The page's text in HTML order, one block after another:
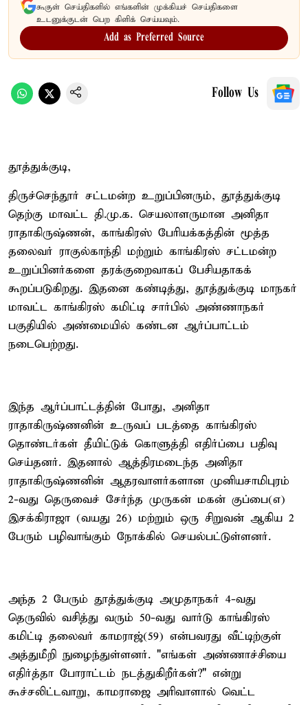
கூகுள் செய்திகளில் எங்களின் முக்கியச் செய்திகளை
உடனுக்குடன் பெற கிளிக் செய்யவும்.
Add as Preferred Source
Follow Us
தூத்துக்குடி,
திருச்செந்தூர் சட்டமன்ற உறுப்பினரும், தூத்துக்குடி
தெற்கு மாவட்ட தி.மு.க. செயலாளருமான அனிதா
ராதாகிருஷ்ணன், காங்கிரஸ் பேரியக்கத்தின் மூத்த
தலைவர் ராகுல்காந்தி மற்றும் காங்கிரஸ் சட்டமன்ற
உறுப்பினர்களை தரக்குறைவாகப் பேசியதாகக்
கூறப்படுகிறது. இதனை கண்டித்து, தூத்துக்குடி மாநகர்
மாவட்ட காங்கிரஸ் கமிட்டி சார்பில் அண்ணாநகர்
பகுதியில் அண்மையில் கண்டன ஆர்ப்பாட்டம்
நடைபெற்றது.
இந்த ஆர்ப்பாட்டத்தின் போது, அனிதா
ராதாகிருஷ்ணனின் உருவப் படத்தை காங்கிரஸ்
தொண்டர்கள் தீயிட்டுக் கொளுத்தி எதிர்ப்பை பதிவு
செய்தனர். இதனால் ஆத்திரமடைந்த அனிதா
ராதாகிருஷ்ணனின் ஆதரவாளர்களான முனியசாமிபுரம்
2-வது தெருவைச் சேர்ந்த முருகன் மகன் குப்பை(எ)
இசக்கிராஜா (வயது 26) மற்றும் ஒரு சிறுவன் ஆகிய 2
பேரும் பழிவாங்கும் நோக்கில் செயல்பட்டுள்ளனர்.
அந்த 2 பேரும் தூத்துக்குடி அமுதாநகர் 4-வது
தெருவில் வசித்து வரும் 50-வது வார்டு காங்கிரஸ்
கமிட்டி தலைவர் காமராஜ்(59) என்பவரது வீட்டிற்குள்
அத்துமீறி நுழைந்துள்ளனர். "எங்கள் அண்ணாச்சியை
எதிர்த்தா போராட்டம் நடத்துகிறீர்கள்?" என்று
கூச்சலிட்டவாறு, காமராஜை அரிவாளால் வெட்ட